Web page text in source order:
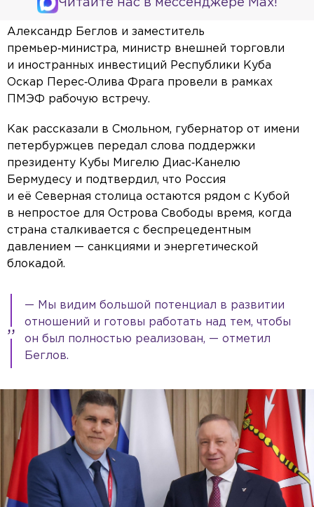
Читайте нас в мессенджере Max!
Александр Беглов и заместитель
премьер‑министра, министр внешней торговли
и иностранных инвестиций Республики Куба
Оскар Перес‑Олива Фрага провели в рамках
ПМЭФ рабочую встречу.
Как рассказали в Смольном, губернатор от имени
петербуржцев передал слова поддержки
президенту Кубы Мигелю Диас‑Канелю
Бермудесу и подтвердил, что Россия
и её Северная столица остаются рядом с Кубой
в непростое для Острова Свободы время, когда
страна сталкивается с беспрецедентным
давлением — санкциями и энергетической
блокадой.
— Мы видим большой потенциал в развитии
отношений и готовы работать над тем, чтобы
он был полностью реализован, — отметил
Беглов.